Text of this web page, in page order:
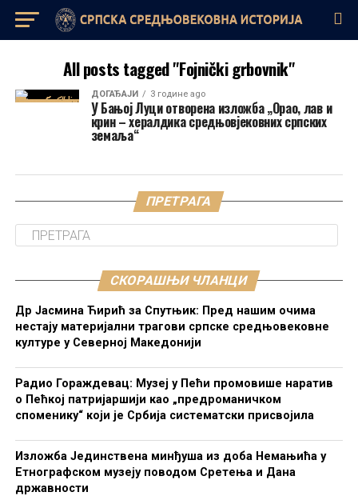
All posts tagged "Fojnički grbovnik"
ДОГАЂАЈИ 3 године ago
У Бањој Луци отворена изложба „Орао, лав и
крин – хералдика средњовјековних српских
земаља“
ПРЕТРАГА
СКОРАШЊИ ЧЛАНЦИ
Др Јасмина Ћирић за Спутњик: Пред нашим очима
нестају материјални трагови српске средњовековне
културе у Северној Македонији
Радио Гораждевац: Музеј у Пећи промовише наратив
о Пећкој патријаршији као „предроманичком
споменику“ који је Србија систематски присвојила
Изложба Јединствена минђуша из доба Немањића у
Етнографском музеју поводом Сретења и Дана
државности